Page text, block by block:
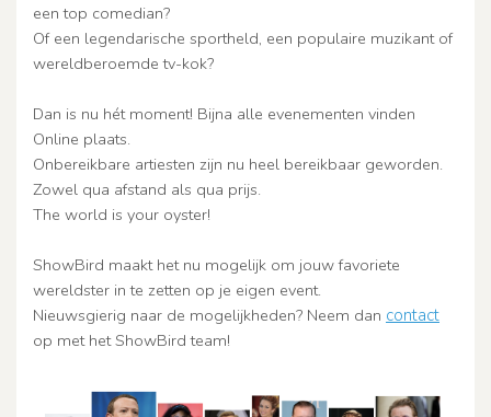
een top comedian?
Of een legendarische sportheld, een populaire muzikant of
wereldberoemde tv-kok?
Dan is nu hét moment! Bijna alle evenementen vinden
Online plaats.
Onbereikbare artiesten zijn nu heel bereikbaar geworden.
Zowel qua afstand als qua prijs.
The world is your oyster!
ShowBird maakt het nu mogelijk om jouw favoriete
wereldster in te zetten op je eigen event.
Nieuwsgierig naar de mogelijkheden? Neem dan contact
op met het ShowBird team!